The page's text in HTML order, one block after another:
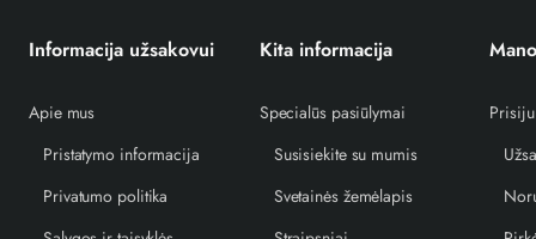
Informacija užsakovui
Apie mus
Pristatymo informacija
Privatumo politika
Kita informacija
Specialūs pasiūlymai
Susisiekite su mumis
Svetainės žemėlapis